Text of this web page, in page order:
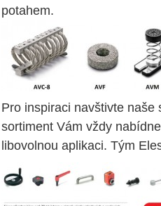
potahem.
Pro inspiraci navštivte naše
sortiment Vám vždy
libovolnou aplikaci. Tým